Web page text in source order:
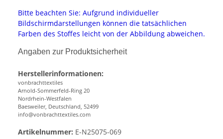
Bitte beachten Sie: Aufgrund individueller
Bildschirmdarstellungen können die tatsächlichen
Farben des Stoffes leicht von der Abbildung abweichen.
Angaben zur Produktsicherheit
Herstellerinformationen:
vonbrachttextiles
Arnold-Sommerfeld-Ring 20
Nordrhein-Westfalen
Baesweiler, Deutschland, 52499
info@vonbrachttextiles.com
Artikelnummer: E-N25075-069